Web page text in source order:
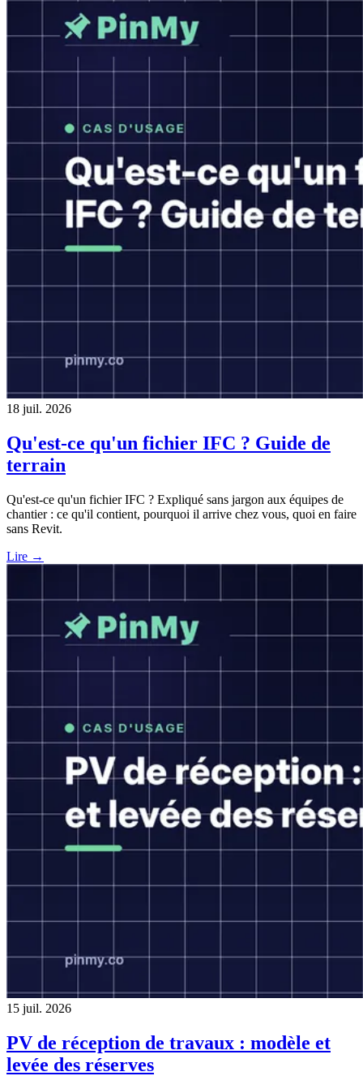
18 juil. 2026
Qu'est-ce qu'un fichier IFC ? Guide de
terrain
Qu'est-ce qu'un fichier IFC ? Expliqué sans jargon aux équipes de
chantier : ce qu'il contient, pourquoi il arrive chez vous, quoi en faire
sans Revit.
Lire →
15 juil. 2026
PV de réception de travaux : modèle et
levée des réserves